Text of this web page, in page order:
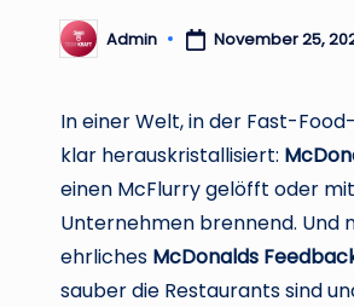
Posted
by
Admin November 25,
In einer Welt, in der Fast-
klar herauskristallisiert:
einen McFlurry gelöfft oder
Unternehmen brennend. Und
ehrliches McDonalds
sauber die Restaurants sind